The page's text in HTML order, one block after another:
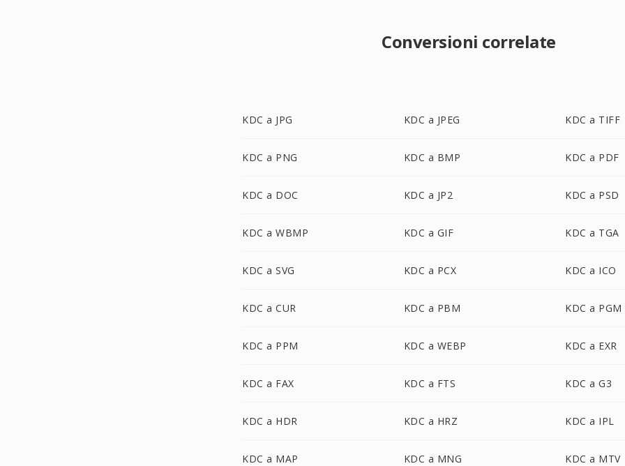
Conversioni correlate
KDC a JPG KDC a JPEG KDC a TIFF
KDC a PNG KDC a BMP KDC a PDF
KDC a DOC KDC a JP2 KDC a PSD
KDC a WBMP KDC a GIF KDC a TGA
KDC a SVG KDC a PCX KDC a ICO
KDC a CUR KDC a PBM KDC a PGM
KDC a PPM KDC a WEBP KDC a EXR
KDC a FAX KDC a FTS KDC a G3
KDC a HDR KDC a HRZ KDC a IPL
KDC a MAP KDC a MNG KDC a MTV